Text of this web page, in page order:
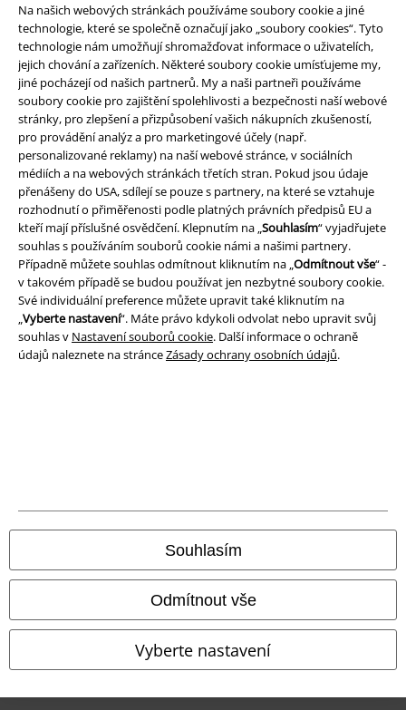
Na našich webových stránkách používáme soubory cookie a jiné
technologie, které se společně označují jako „soubory cookies“. Tyto
technologie nám umožňují shromažďovat informace o uživatelích,
jejich chování a zařízeních. Některé soubory cookie umísťujeme my,
jiné pocházejí od našich partnerů. My a naši partneři používáme
soubory cookie pro zajištění spolehlivosti a bezpečnosti naší webové
stránky, pro zlepšení a přizpůsobení vašich nákupních zkušeností,
pro provádění analýz a pro marketingové účely (např.
personalizované reklamy) na naší webové stránce, v sociálních
médiích a na webových stránkách třetích stran. Pokud jsou údaje
přenášeny do USA, sdílejí se pouze s partnery, na které se vztahuje
rozhodnutí o přiměřenosti podle platných právních předpisů EU a
kteří mají příslušné osvědčení. Klepnutím na „Souhlasím“ vyjadřujete
souhlas s používáním souborů cookie námi a našimi partnery.
Případně můžete souhlas odmítnout kliknutím na „Odmítnout vše“ -
v takovém případě se budou používat jen nezbytné soubory cookie.
Své individuální preference můžete upravit také kliknutím na
„Vyberte nastavení“. Máte právo kdykoli odvolat nebo upravit svůj
souhlas v Nastavení souborů cookie. Další informace o ochraně
údajů naleznete na stránceZásady ochrany osobních údajů.
Souhlasím
Odmítnout vše
Vyberte nastavení
Právní informace
Podmínky
Prohlášení
Ochrana osobních údajů
Likvidace odpadu a ochrana životního prostředí
Všechny ceny jsou včetně DPH, bezpoštovného a balného
© 1986-2026 EMP Merchandising
Naše online obchody